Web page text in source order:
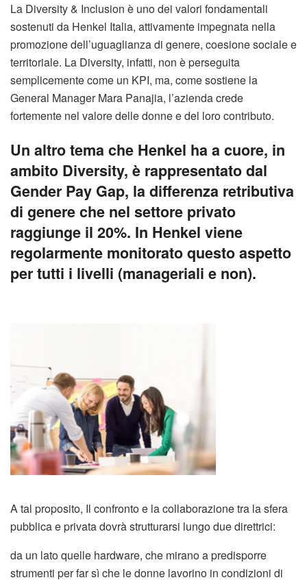
La Diversity & Inclusion è uno dei valori fondamentali
sostenuti da Henkel Italia, attivamente impegnata nella
promozione dell’uguaglianza di genere, coesione sociale e
territoriale. La Diversity, infatti, non è perseguita
semplicemente come un KPI, ma, come sostiene la
General Manager Mara Panajia, l’azienda crede
fortemente nel valore delle donne e del loro contributo.
Un altro tema che Henkel ha a cuore, in
ambito Diversity, è rappresentato dal
Gender Pay Gap, la differenza retributiva
di genere che nel settore privato
raggiunge il 20%. In Henkel viene
regolarmente monitorato questo aspetto
per tutti i livelli (manageriali e non).
A tal proposito, Il confronto e la collaborazione tra la sfera
pubblica e privata dovrà strutturarsi lungo due direttrici:
da un lato quelle hardware, che mirano a predisporre
strumenti per far sì che le donne lavorino in condizioni di